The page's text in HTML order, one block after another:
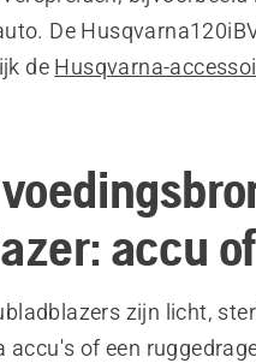
De
de Husqvarna-
accu
zijn licht,
accu's of een